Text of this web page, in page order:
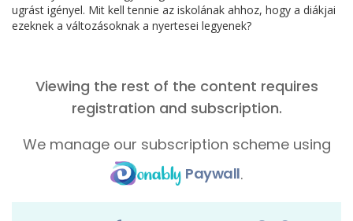
ugrást igényel. Mit kell tennie az iskolának ahhoz, hogy a diákjai
ezeknek a változásoknak a nyertesei legyenek?